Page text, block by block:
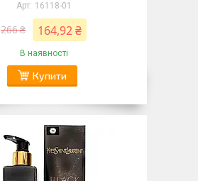
16118-01
266 ₴ 164,92 ₴
В наявності
Купити